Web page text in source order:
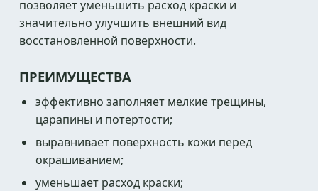
позволяет уменьшить расход краски и
значительно улучшить внешний вид
восстановленной поверхности.
ПРЕИМУЩЕСТВА
эффективно заполняет мелкие трещины,
царапины и потертости;
выравнивает поверхность кожи перед
окрашиванием;
уменьшает расход краски;